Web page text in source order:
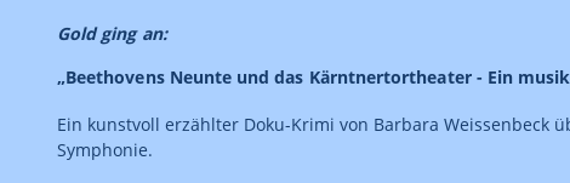
Gold ging an:
„Beethovens Neunte und das Kärntnertortheater - Ein
Ein kunstvoll erzählter Doku-Krimi von Barbara Weissenbeck
Symphonie.